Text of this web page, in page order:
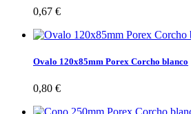
0,67 €
Ovalo 120x85mm Porex Corcho blanco
0,80 €